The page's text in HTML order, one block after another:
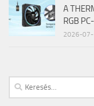
A
RGB
2026-
Keresés: